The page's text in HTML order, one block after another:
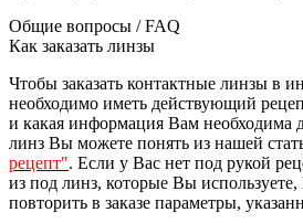
Общие вопросы / FAQ
Как заказать линзы
Чтобы заказать контактные линзы в
необходимо иметь действующий
и какая информация Вам необходима
линз Вы можете понять из нашей
рецепт". Если у Вас нет под рукой
из под линз, которые Вы
повторить в заказе параметры,